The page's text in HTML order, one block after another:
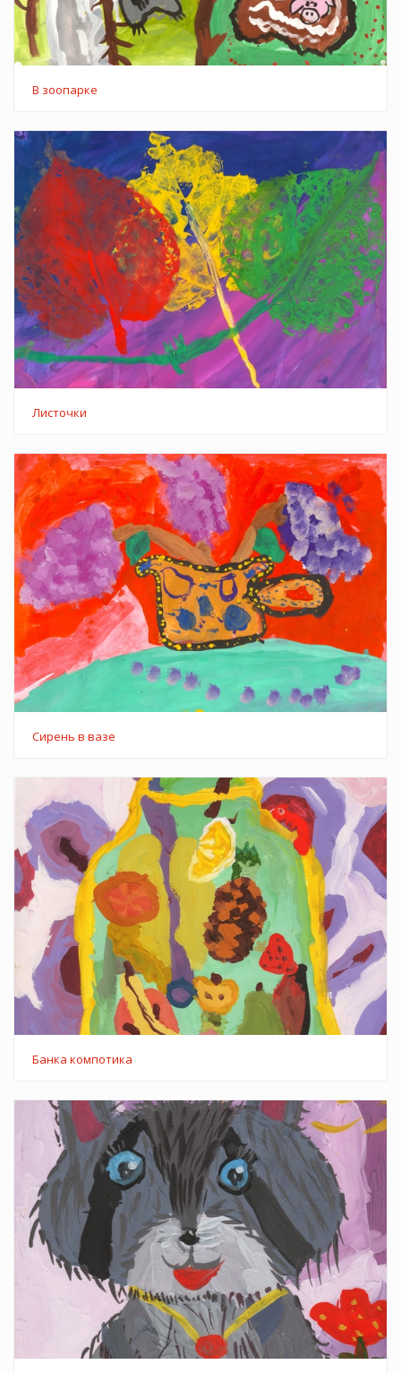
В зоопарке
Листочки
Сирень в вазе
Банка компотика